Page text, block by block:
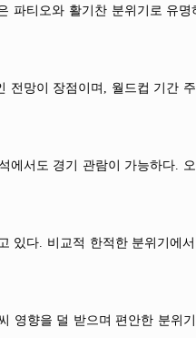
파티오와 활기찬 분위기로 유명
망이 장점이며, 월드컵 기간 주
서도 경기 관람이 가능하다. 오
있다. 비교적 한적한 분위기에
영향을 덜 받으며 편안한 분위